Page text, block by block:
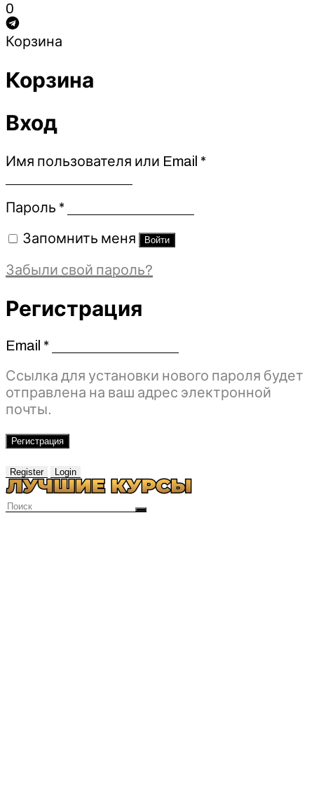
0
Корзина
Корзина
Вход
Имя пользователя или Email *Обязательно
Пароль *Обязательно
Запомнить меня Войти
Забыли свой пароль?
Регистрация
Email *Обязательно
Ссылка для установки нового пароля будет
отправлена ​​на ваш адрес электронной
почты.
Регистрация
Register Login